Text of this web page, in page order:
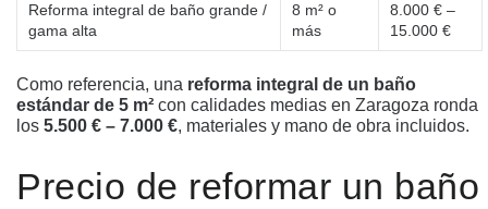
Reforma integral de baño grande /
gama alta
8 m² o
más
8.000 € –
15.000 €
Como referencia, una reforma integral de un baño
estándar de 5 m² con calidades medias en Zaragoza ronda
los 5.500 € – 7.000 €, materiales y mano de obra incluidos.
Precio de reformar un baño